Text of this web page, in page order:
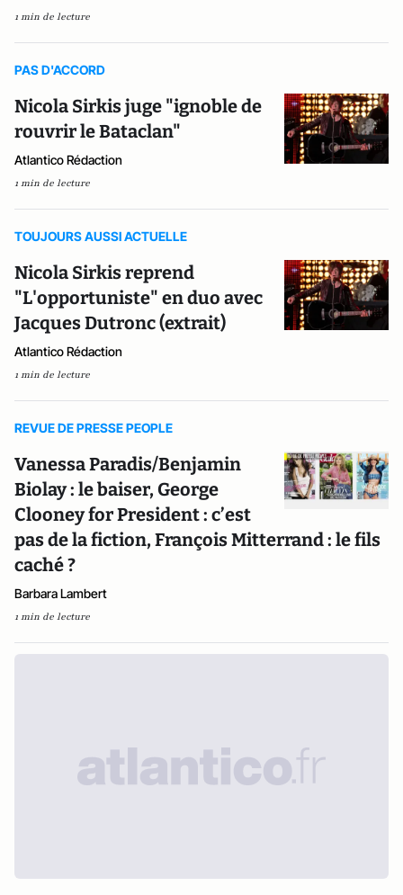
1 min de lecture
PAS D'ACCORD
Nicola Sirkis juge "ignoble de
rouvrir le Bataclan"
Atlantico Rédaction
1 min de lecture
TOUJOURS AUSSI ACTUELLE
Nicola Sirkis reprend
"L'opportuniste" en duo avec
Jacques Dutronc (extrait)
Atlantico Rédaction
1 min de lecture
REVUE DE PRESSE PEOPLE
Vanessa Paradis/Benjamin
Biolay : le baiser, George
Clooney for President : c’est
pas de la fiction, François Mitterrand : le fils
caché ?
Barbara Lambert
1 min de lecture